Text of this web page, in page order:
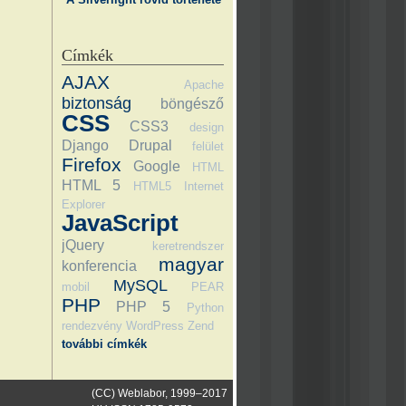
Címkék
AJAX Apache
biztonság böngésző
CSS CSS3 design
Django Drupal felület
Firefox Google HTML
HTML 5 HTML5
Internet
Explorer
JavaScript
jQuery keretrendszer
konferencia magyar
mobil MySQL PEAR
PHP PHP 5
Python
rendezvény WordPress Zend
további címkék
(CC) Weblabor, 1999–2017